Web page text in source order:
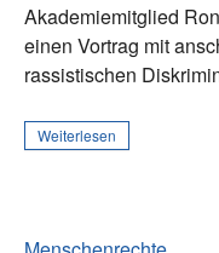
Akademiemitglied
einen Vortrag mit
rassistischen
Weiterlesen